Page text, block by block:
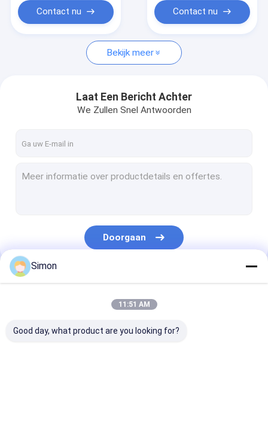
Nieuws
Verzoek om een Citaat
Industriële Netwerkschakelaar
industriële beheerde ethernet schakelaar
WDM Transmissiesysteem
De Media van vezel Optische Ethernet Convertor
schakelaar van vezel de optische ethernet
Contact nu Contact nu
Bekijk meer
Laat Een Bericht Achter
We Zullen Snel Antwoorden
Doorgaan
Onze Categorieën
Simon
11:51 AM
Good day, what product are you looking for?